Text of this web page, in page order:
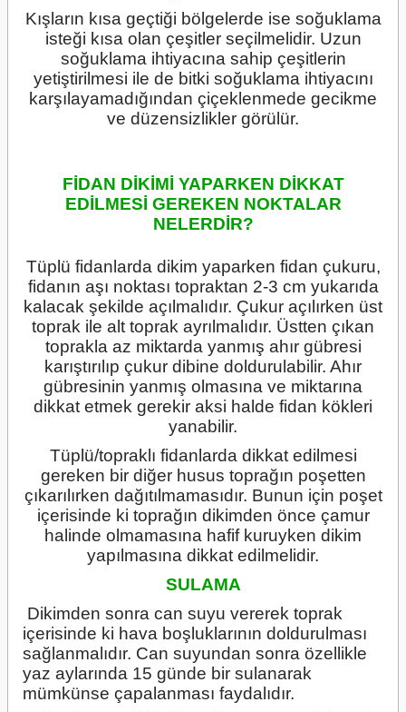
Kışların kısa geçtiği bölgelerde ise soğuklama
isteği kısa olan çeşitler seçilmelidir. Uzun
soğuklama ihtiyacına sahip çeşitlerin
yetiştirilmesi ile de bitki soğuklama ihtiyacını
karşılayamadığından çiçeklenmede gecikme
ve düzensizlikler görülür.
FİDAN DİKİMİ YAPARKEN DİKKAT
EDİLMESİ GEREKEN NOKTALAR
NELERDİR?
Tüplü fidanlarda dikim yaparken fidan çukuru,
fidanın aşı noktası topraktan 2-3 cm yukarıda
kalacak şekilde açılmalıdır. Çukur açılırken üst
toprak ile alt toprak ayrılmalıdır. Üstten çıkan
toprakla az miktarda yanmış ahır gübresi
karıştırılıp çukur dibine doldurulabilir. Ahır
gübresinin yanmış olmasına ve miktarına
dikkat etmek gerekir aksi halde fidan kökleri
yanabilir.
Tüplü/topraklı fidanlarda dikkat edilmesi
gereken bir diğer husus toprağın poşetten
çıkarılırken dağıtılmamasıdır. Bunun için poşet
içerisinde ki toprağın dikimden önce çamur
halinde olmamasına hafif kuruyken dikim
yapılmasına dikkat edilmelidir.
SULAMA
Dikimden sonra can suyu vererek toprak
içerisinde ki hava boşluklarının doldurulması
sağlanmalıdır. Can suyundan sonra özellikle
yaz aylarında 15 günde bir sulanarak
mümkünse çapalanması faydalıdır.